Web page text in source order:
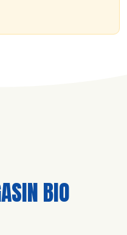
BIO